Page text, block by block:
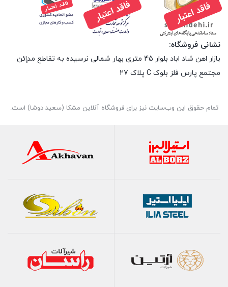
نشانی فروشگاه:
بازار اهن شاد اباد بلوار 45 متری بهار شمالی نرسیده به تقاطع مداِِئن
مجتمع پارس فلز بلوک C پلاک 27
تمام حقوق اين وب‌سايت نیز برای فروشگاه آنلاین مشکا (سعید دوشا) است.